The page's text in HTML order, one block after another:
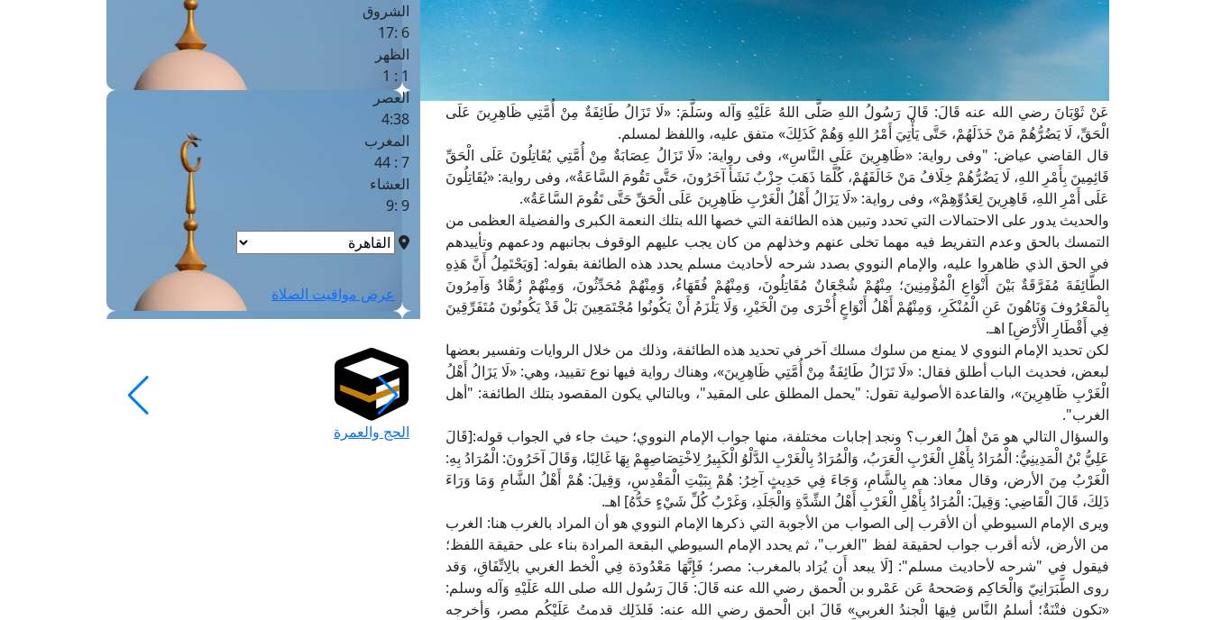
عَنْ ثَوْبَانَ رضي الله عنه قَالَ: قَالَ رَسُولُ اللهِ صَلَّى اللهُ عَلَيْهِ وَآله وسَلَّمَ: «لَا تَزَالُ طَائِفَةٌ مِنْ أُمَّتِي ظَاهِرِينَ عَلَى
الْحَقِّ، لَا يَضُرُّهُمْ مَنْ خَذَلَهُمْ، حَتَّى يَأْتِيَ أَمْرُ اللهِ وَهُمْ كَذَلِكَ» متفق عليه، واللفظ لمسلم.
قال القاضي عياض: "وفى رواية: «ظَاهِرِينَ عَلَى النَّاسِ»، وفى رواية: «لَا تَزَالُ عِصَابَةٌ مِنْ أُمَّتِي يُقَاتِلُونَ عَلَى الْحَقِّ
قَائِمِينَ بِأَمْرِ اللهِ، لَا يَضُرُّهُمْ خِلَافُ مَنْ خَالَفَهُمْ، كُلَّمَا ذَهَبَ حِزْبٌ نَشَأَ آخَرُونَ، حَتَّى تَقُومَ السَّاعَةُ»، وفى رواية: «يُقَاتِلُونَ
عَلَى أَمْرِ اللهِ، قَاهِرِينَ لِعَدُوِّهِمْ»، وفى رواية: «لَا يَزَالُ أَهْلُ الْغَرْبِ ظَاهِرِينَ عَلَى الْحَقِّ حَتَّى تَقُومَ السَّاعَةُ».
والحديث يدور على الاحتمالات التي تحدد وتبين هذه الطائفة التي خصها الله بتلك النعمة الكبرى والفضيلة العظمى من
التمسك بالحق وعدم التفريط فيه مهما تخلى عنهم وخذلهم من كان يجب عليهم الوقوف بجانبهم ودعمهم وتأييدهم
في الحق الذي ظاهروا عليه، والإمام النووي بصدد شرحه لأحاديث مسلم يحدد هذه الطائفة بقوله: [وَيَحْتَمِلُ أَنَّ هَذِهِ
الطَّائِفَةَ مُفَرَّقَةٌ بَيْنَ أَنْوَاعِ الْمُؤْمِنِينَ؛ مِنْهُمْ شُجْعَانٌ مُقَاتِلُونَ، وَمِنْهُمْ فُقَهَاءُ، وَمِنْهُمْ مُحَدِّثُونَ، وَمِنْهُمْ زُهَّادٌ وَآمِرُونَ
بِالْمَعْرُوفَ وَنَاهُونَ عَنِ الْمُنْكَرِ، وَمِنْهُمْ أَهْلُ أَنْوَاعٍ أُخْرَى مِنَ الْخَيْرِ، وَلَا يَلْزَمُ أَنْ يَكُونُوا مُجْتَمَعِينَ بَلْ قَدْ يَكُونُونَ مُتَفَرِّقِينَ
فِي أَقْطَارِ الْأَرْضِ] اهـ.
لكن تحديد الإمام النووي لا يمنع من سلوك مسلك آخر في تحديد هذه الطائفة، وذلك من خلال الروايات وتفسير بعضها
لبعض، فحديث الباب أطلق فقال: «لَا تَزَالُ طَائِفَةٌ مِنْ أُمَّتِي ظَاهِرِينَ»، وهناك رواية فيها نوع تقييد، وهي: «لَا يَزَالُ أَهْلُ
الْغَرْبِ ظَاهِرِينَ»، والقاعدة الأصولية تقول: "يحمل المطلق على المقيد"، وبالتالي يكون المقصود بتلك الطائفة: "أهل
الغرب".
والسؤال التالي هو مَنْ أهلُ الغرب؟ ونجد إجابات مختلفة، منها جواب الإمام النووي؛ حيث جاء في الجواب قوله:[قَالَ
عَلِيُّ بْنُ الْمَدِينِيُّ: الْمُرَادُ بِأَهْلِ الْغَرْبِ الْعَرَبُ، وَالْمُرَادُ بِالْغَرْبِ الدَّلْوُ الْكَبِيرُ لِاخْتِصَاصِهِمْ بِهَا غَالِبًا، وَقَالَ آخَرُونَ: الْمُرَادُ بِهِ:
الْغَرْبُ مِنَ الأرض، وقال معاذ: هم بِالشَّامِ، وَجَاءَ فِي حَدِيثٍ آخِرُ: هُمْ بِبَيْتِ الْمَقْدِسِ، وَقِيلَ: هُمْ أَهْلُ الشَّامِ وَمَا وَرَاءَ
ذَلِكَ، قَالَ الْقَاضِي: وَقِيلَ: الْمُرَادُ بِأَهْلِ الْغَرْبِ أَهْلُ الشِّدَّةِ وَالْجَلَدِ، وَغَرْبُ كُلِّ شَيْءٍ حَدُّهُ] اهـ.
ويرى الإمام السيوطي أن الأقرب إلى الصواب من الأجوبة التي ذكرها الإمام النووي هو أن المراد بالغرب هنا: الغرب
من الأرض، لأنه أقرب جواب لحقيقة لفظ "الغرب"، ثم يحدد الإمام السيوطي البقعة المرادة بناء على حقيقة اللفظ؛
فيقول في "شرحه لأحاديث مسلم": [لَا يبعد أَن يُرَاد بالمغرب: مصر؛ فَإِنَّهَا مَعْدُودَة فِي الْخط الغربي بالِاتِّفَاقِ، وَقد
روى الطَّبَرَانِيّ وَالْحَاكِم وَصَححهُ عَن عَمْرو بن الْحمق رضي الله عنه قَالَ: قَالَ رَسُول الله صلى الله عَلَيْهِ وَآله وسلم:
«تكون فتْنَةٌ؛ أسلمُ النَّاس فِيهَا الْجندُ الغربي» قَالَ ابن الْحمق رضي الله عنه: فَلذَلِك قدمتُ عَلَيْكُم مصر، وَأخرجه
الشروق
6 :17
الظهر
1 : 1
العصر
4:38
المغرب
7 : 44
العشاء
9 :9
عرض مواقيت الصلاة
الحج والعمرة